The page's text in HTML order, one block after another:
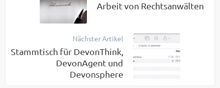
Arbeit von Rechtsanwälten
Nächster Artikel
Stammtisch für DevonThink,
DevonAgent und
Devonsphere